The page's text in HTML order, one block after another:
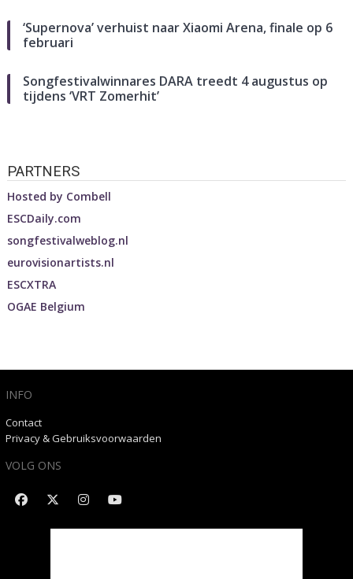
‘Supernova’ verhuist naar Xiaomi Arena, finale op 6
februari
Songfestivalwinnares DARA treedt 4 augustus op
tijdens ‘VRT Zomerhit’
PARTNERS
Hosted by Combell
ESCDaily.com
songfestivalweblog.nl
eurovisionartists.nl
ESCXTRA
OGAE Belgium
INFO
Contact
Privacy & Gebruiksvoorwaarden
VOLG ONS